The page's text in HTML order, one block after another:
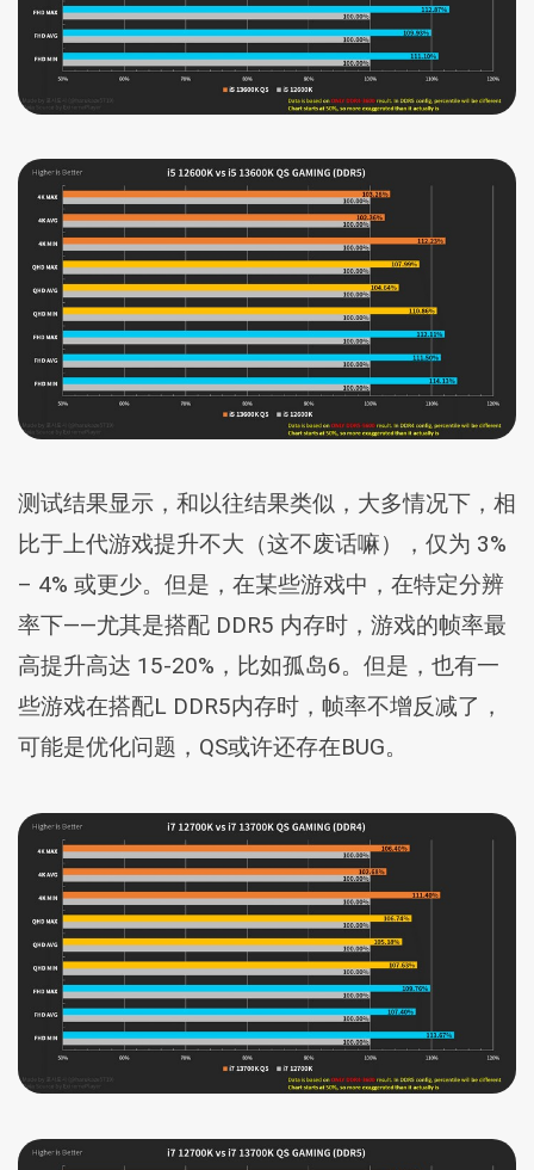
测试结果显示，和以往结果类似，大多情况下，相
比于上代游戏提升不大（这不废话嘛），仅为 3%
– 4% 或更少。但是，在某些游戏中，在特定分辨
率下——尤其是搭配 DDR5 内存时，游戏的帧率最
高提升高达 15-20%，比如孤岛6。但是，也有一
些游戏在搭配L DDR5内存时，帧率不增反减了，
可能是优化问题，QS或许还存在BUG。